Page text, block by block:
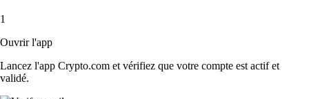
1
Ouvrir l'app
Lancez l'app Crypto.com et vérifiez que votre compte est actif et
validé.